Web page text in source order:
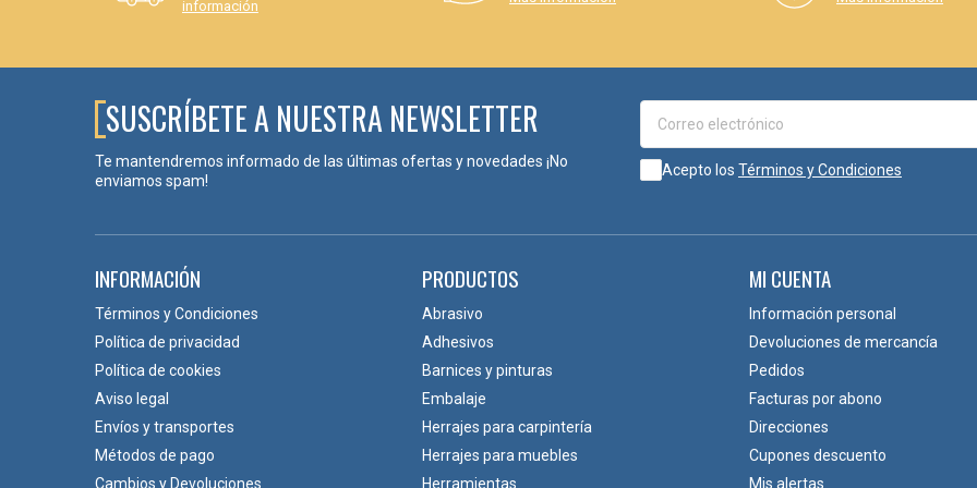
de corte y su excelente extracción del polvo lo convierten en una herramienta indispensable para conseguir resultados
Código Diámetro
AC24105080 Ø150 80
AC24105032 320
AC24105041 400
información
SUSCRÍBETE A NUESTRA NEWSLETTER
Te mantendremos informado de las últimas ofertas y novedades ¡No
enviamos spam!
Acepto los Términos y Condiciones
INFORMACIÓN
Términos y Condiciones
Política de privacidad
Política de cookies
Aviso legal
Envíos y transportes
Métodos de pago
Cambios y Devoluciones
PRODUCTOS
Abrasivo
Adhesivos
Barnices y pinturas
Embalaje
Herrajes para carpintería
Herrajes para muebles
Herramientas
MI CUENTA
Información personal
Devoluciones de mercancía
Pedidos
Facturas por abono
Direcciones
Cupones descuento
Mis alertas